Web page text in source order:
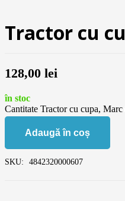
Tractor cu
128,00 lei
în stoc
Cantitate Tractor cu cupa, Marc
Adaugă în coș
SKU: 4842320000607